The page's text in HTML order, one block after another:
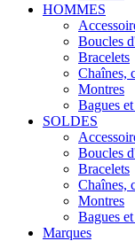
HOMMES
Boucles
Bracelets
Chaînes,
Montres
Bagues
SOLDES
Boucles
Bracelets
Chaînes,
Montres
Bagues
Marques